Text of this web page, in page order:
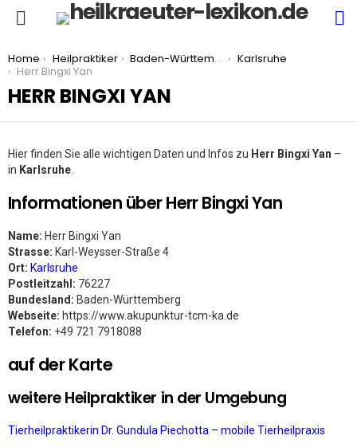
You are here:
Home Heilpraktiker Baden-Württemberg
Karlsruhe
Herr Bingxi Yan
HERR BINGXI YAN
Hier finden Sie alle wichtigen Daten und Infos zu Herr Bingxi Yan –
in Karlsruhe
Informationen über Herr Bingxi Yan
Name: Herr Bingxi Yan
Strasse: Karl-Weysser-Straße 4
Ort: Karlsruhe
Postleitzahl: 76227
Bundesland: Baden-Württemberg
Webseite: https://www.akupunktur-tcm-ka.de
Telefon: +49 721 7918088
auf der Karte
weitere Heilpraktiker in der Umgebung
Tierheilpraktikerin Dr. Gundula Piechotta – mobile Tierheilpraxis